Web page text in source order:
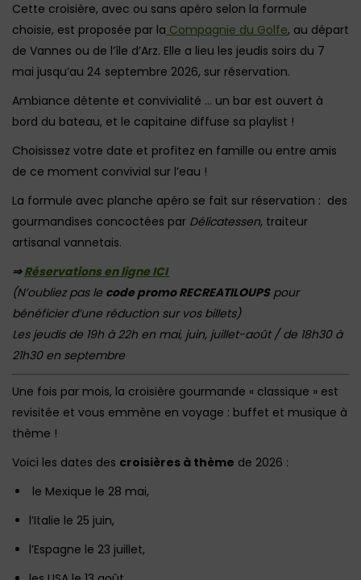
Cette croisière, avec ou sans apéro selon la formule
choisie, est proposée par la Compagnie du Golfe, au départ
de Vannes ou de l’île d’Arz. Elle a lieu les jeudis soirs du 7
mai jusqu’au 24 septembre 2026, sur réservation.
Ambiance détente et convivialité … un bar est ouvert à
bord du bateau, et le capitaine diffuse sa playlist !
Choisissez votre date et profitez en famille ou entre amis
de ce moment convivial sur l’eau !
La formule avec planche apéro se fait sur réservation : des
gourmandises concoctées par Délicatessen, traiteur
artisanal vannetais.
⇒Réservations en ligne ICI
(N’oubliez pas le code promo RECREATILOUPSpour
bénéficier d’une réduction sur vos billets)
Les jeudis de 19h à 22h en mai, juin, juillet-août / de 18h30 à
21h30 en septembre
Une fois par mois, la croisière gourmande « classique » est
revisitée et vous emmène en voyage : buffet et musique à
thème !
Voici les dates des croisières à thème de 2026 :
le Mexique le 28 mai,
l’Italie le 25 juin,
l’Espagne le 23 juillet,